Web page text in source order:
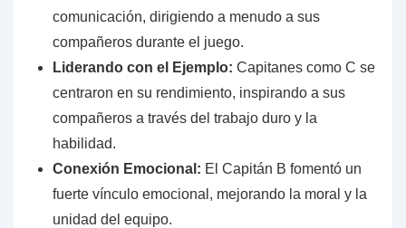
comunicación, dirigiendo a menudo a sus
compañeros durante el juego.
Liderando con el Ejemplo: Capitanes como C se
centraron en su rendimiento, inspirando a sus
compañeros a través del trabajo duro y la
habilidad.
Conexión Emocional: El Capitán B fomentó un
fuerte vínculo emocional, mejorando la moral y la
unidad del equipo.